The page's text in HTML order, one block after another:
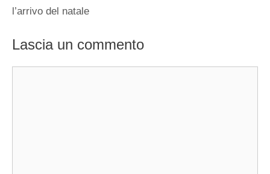
l’arrivo del natale
Lascia un commento